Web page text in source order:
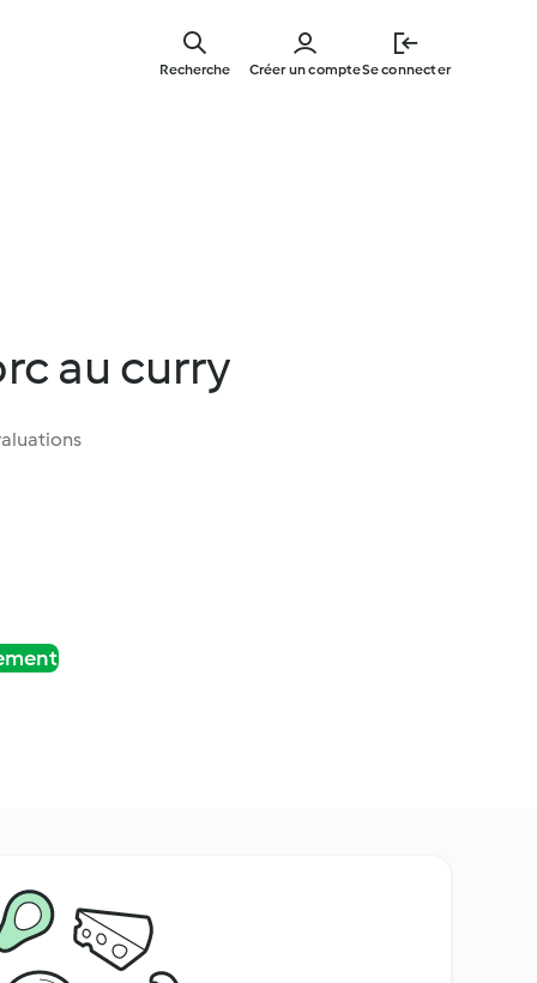
main
Créer un compteSe connecter
Recherche
au curry